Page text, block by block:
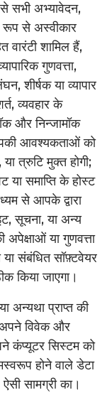
सभी अभ्यावेदन,
रूप से अस्वीकार
वारंटी शामिल हैं,
गुणवत्ता,
शीर्षक या व्यापार
व्यवहार के
और निन्जामॉक
आवश्यकताओं को
या त्रुटि मुक्त होगी;
या समाप्ति के होस्ट
से आपके द्वारा
सूचना, या अन्य
अपेक्षाओं या गुणवत्ता
संबंधित सॉफ़्टवेयर
किया जाएगा।
अन्यथा प्राप्त की
अपने विवेक और
कंप्यूटर सिस्टम को
होने वाले डेटा
सामग्री का।